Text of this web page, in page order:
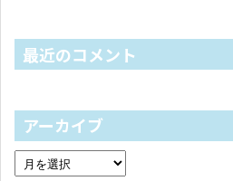
最近のコメント
アーカイブ